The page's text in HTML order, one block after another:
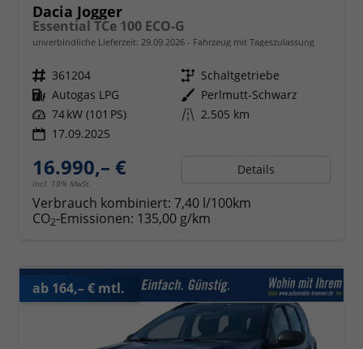
Dacia Jogger
Essential TCe 100 ECO-G
unverbindliche Lieferzeit: 29.09.2026 Fahrzeug mit Tageszulassung
Fahrzeugnr. 361204 Getriebe Schaltgetriebe
Kraftstoff Autogas LPG Außenfarbe Perlmutt-Schwarz
Leistung 74 kW (101 PS) Kilometerstand 2.505 km
17.09.2025
16.990,– €
incl. 19% MwSt.
Details
Verbrauch kombiniert: 7,40 l/100km
CO2-Emissionen: 135,00 g/km
ab 164,– € mtl.